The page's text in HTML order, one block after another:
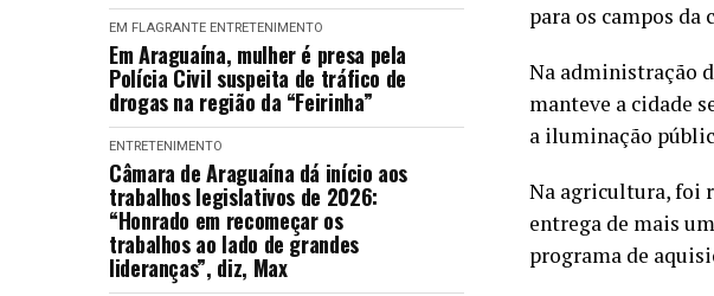
EM FLAGRANTE ENTRETENIMENTO
Em Araguaína, mulher é presa pela
Polícia Civil suspeita de tráfico de
drogas na região da “Feirinha”
ENTRETENIMENTO
Câmara de Araguaína dá início aos
trabalhos legislativos de 2026:
“Honrado em recomeçar os
trabalhos ao lado de grandes
lideranças”, diz, Max
para os campos da
Na administração
manteve a cidade
a iluminação
Na agricultura, foi
entrega de mais
programa de